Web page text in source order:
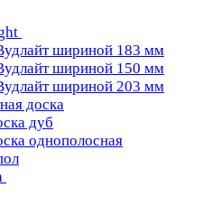
шириной 183 мм
шириной 150 мм
шириной 203 мм
доска
дуб
однополосная